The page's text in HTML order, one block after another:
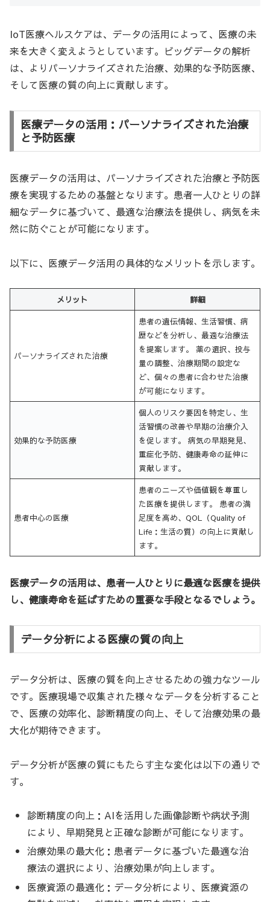
IoT医療ヘルスケアは、データの活用によって、医療の未
来を大きく変えようとしています。ビッグデータの解析
は、よりパーソナライズされた治療、効果的な予防医療、
そして医療の質の向上に貢献します。
医療データの活用：パーソナライズされた治療
と予防医療
医療データの活用は、パーソナライズされた治療と予防医
療を実現するための基盤となります。患者一人ひとりの詳
細なデータに基づいて、最適な治療法を提供し、病気を未
然に防ぐことが可能になります。
以下に、医療データ活用の具体的なメリットを示します。
メリット 詳細
パーソナライズされた治療
患者の遺伝情報、生活習慣、病
歴などを分析し、最適な治療法
を提案します。 薬の選択、投与
量の調整、治療期間の設定な
ど、個々の患者に合わせた治療
が可能になります。
効果的な予防医療
個人のリスク要因を特定し、生
活習慣の改善や早期の治療介入
を促します。 病気の早期発見、
重症化予防、健康寿命の延伸に
貢献します。
患者中心の医療
患者のニーズや価値観を尊重し
た医療を提供します。 患者の満
足度を高め、QOL（Quality of
Life：生活の質）の向上に貢献し
ます。
医療データの活用は、患者一人ひとりに最適な医療を提供
し、健康寿命を延ばすための重要な手段となるでしょう。
データ分析による医療の質の向上
データ分析は、医療の質を向上させるための強力なツール
です。医療現場で収集された様々なデータを分析すること
で、医療の効率化、診断精度の向上、そして治療効果の最
大化が期待できます。
データ分析が医療の質にもたらす主な変化は以下の通りで
す。
診断精度の向上：AIを活用した画像診断や病状予測
により、早期発見と正確な診断が可能になります。
治療効果の最大化：患者データに基づいた最適な治
療法の選択により、治療効果が向上します。
医療資源の最適化：データ分析により、医療資源の